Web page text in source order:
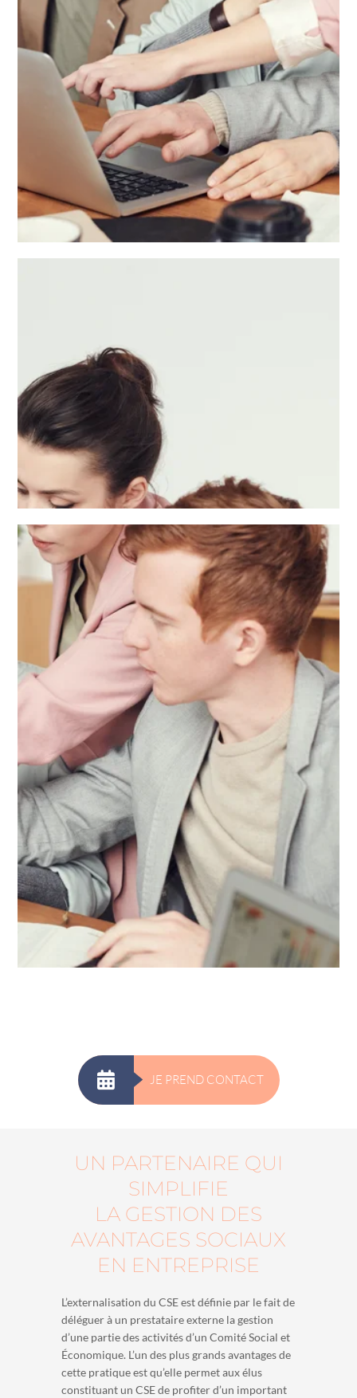
JE PREND CONTACT
UN PARTENAIRE QUI
SIMPLIFIE
LA GESTION DES
AVANTAGES SOCIAUX
EN ENTREPRISE
L’externalisation du CSE est définie par le fait de
déléguer à un prestataire externe la gestion
d’une partie des activités d’un Comité Social et
Économique. L’un des plus grands avantages de
cette pratique est qu’elle permet aux élus
constituant un CSE de profiter d’un important